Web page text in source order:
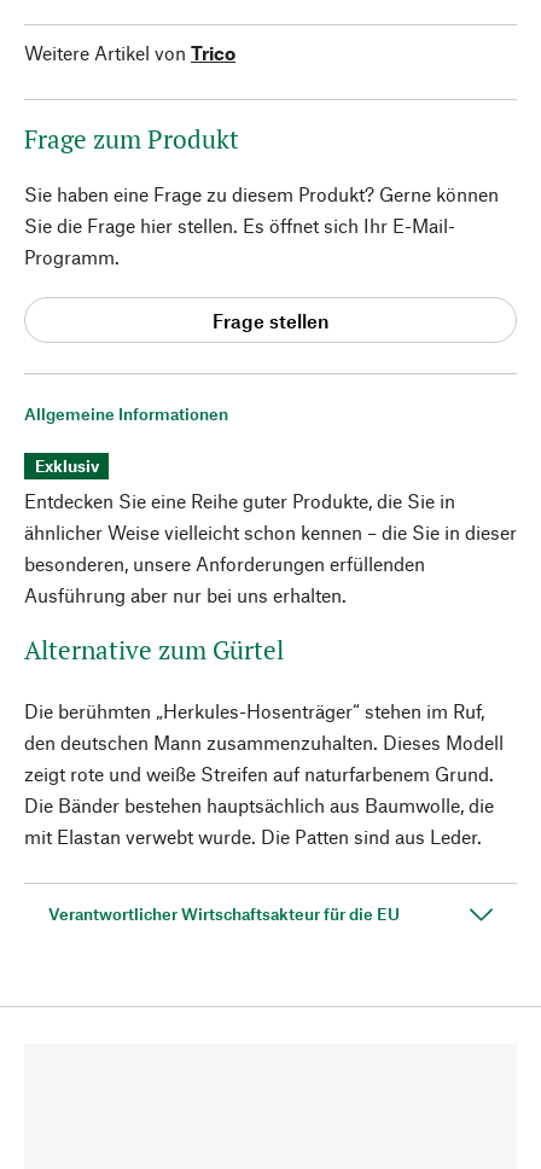
Allgemeine Informationen
Exklusiv
Entdecken Sie eine Reihe guter Produkte, die Sie in
ähnlicher Weise vielleicht schon kennen – die Sie in dieser
besonderen, unsere Anforderungen erfüllenden
Ausführung aber nur bei uns erhalten.
Alternative zum Gürtel
Die berühmten „Herkules-Hosenträger“ stehen im Ruf,
den deutschen Mann zusammenzuhalten. Dieses Modell
zeigt rote und weiße Streifen auf naturfarbenem Grund.
Die Bänder bestehen hauptsächlich aus Baumwolle, die
mit Elastan verwebt wurde. Die Patten sind aus Leder.
Verantwortlicher Wirtschaftsakteur für die EU
Weitere Artikel von Trico
Frage zum Produkt
Sie haben eine Frage zu diesem Produkt? Gerne können
Sie die Frage hier stellen. Es öffnet sich Ihr E-Mail-
Programm.
Frage stellen